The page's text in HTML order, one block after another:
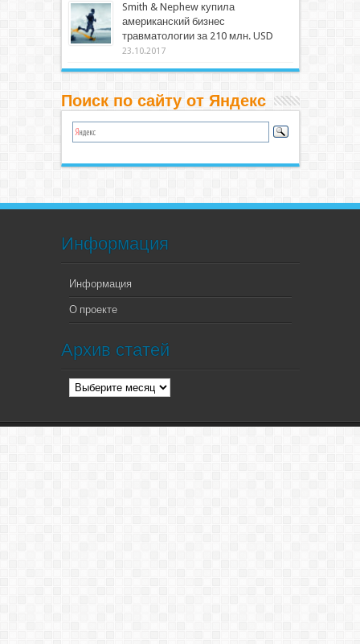
Smith & Nephew купила
американский бизнес
травматологии за 210 млн. USD
23.10.2017
Поиск по сайту от Яндекс
Информация
Информация
О проекте
Архив статей
Архив
статей